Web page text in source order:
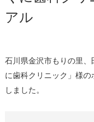
アル
石川県金沢市もりの里、
に歯科クリニック」様
しました。